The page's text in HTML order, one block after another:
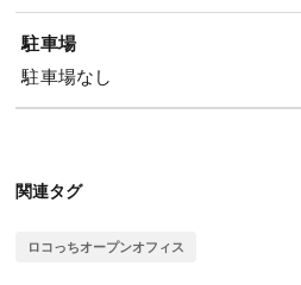
駐車場
駐車場なし
関連タグ
ロコっちオープンオフィス